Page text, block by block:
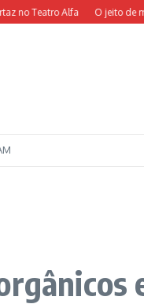
Alfa O jeito de morar